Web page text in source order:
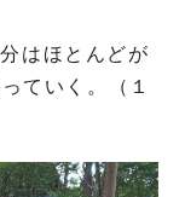
はほとんどが
ていく。（１